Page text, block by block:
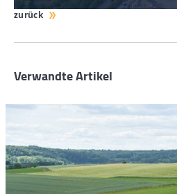
zurück
Verwandte Artikel